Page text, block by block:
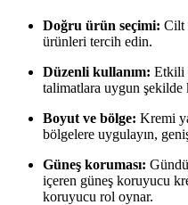
Doğru ürün seçimi: Cilt
ürünleri tercih edin.
Düzenli kullanım: Etkili
talimatlara uygun şekilde
Boyut ve bölge: Kremi
bölgelere uygulayın,
Güneş koruması:
içeren güneş koruyucu
koruyucu rol oynar.